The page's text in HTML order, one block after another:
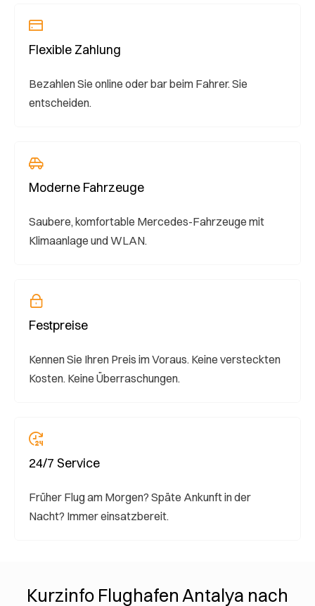
Flexible Zahlung
Bezahlen Sie online oder bar beim Fahrer. Sie
entscheiden.
Moderne Fahrzeuge
Saubere, komfortable Mercedes-Fahrzeuge mit
Klimaanlage und WLAN.
Festpreise
Kennen Sie Ihren Preis im Voraus. Keine versteckten
Kosten. Keine Überraschungen.
24/7 Service
Früher Flug am Morgen? Späte Ankunft in der
Nacht? Immer einsatzbereit.
Kurzinfo Flughafen Antalya nach